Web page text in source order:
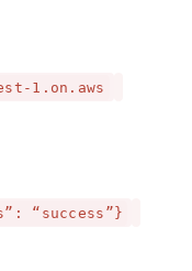
1.on.aws
“success”}